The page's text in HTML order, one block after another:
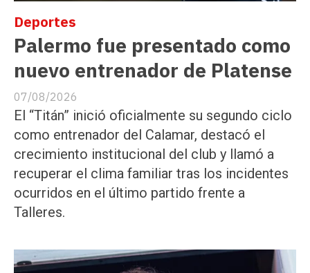
Palermo fue presentado como
nuevo entrenador de Platense
Deportes
07/08/2026
El “Titán” inició oficialmente su segundo ciclo
como entrenador del Calamar, destacó el
crecimiento institucional del club y llamó a
recuperar el clima familiar tras los incidentes
ocurridos en el último partido frente a
Talleres.